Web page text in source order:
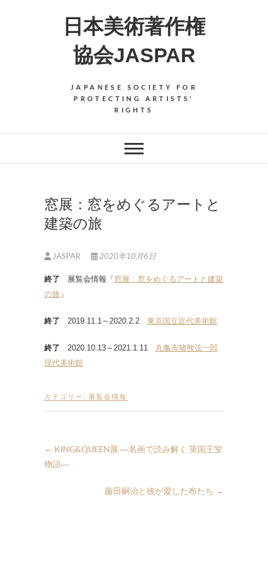
日本美術著作権
協会JASPAR
JAPANESE SOCIETY FOR
PROTECTING ARTISTS'
RIGHTS
窓展：窓をめぐるアートと
建築の旅
JASPAR 2020年10月6日
終了 展覧会情報「 窓展：窓をめぐるアートと建築
の旅 」
終了 2019.11.1～2020.2.2 東京国立近代美術館
終了 2020.10.13～2021.1.11 丸亀市猪熊弦一郎
現代美術館
カテゴリー: 展覧会情報
← KING&QUEEN展 ―名画で読み解く 英国王室
物語―
藤田嗣治と彼が愛した布たち →